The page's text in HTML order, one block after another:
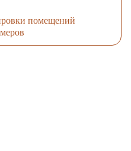
помещений